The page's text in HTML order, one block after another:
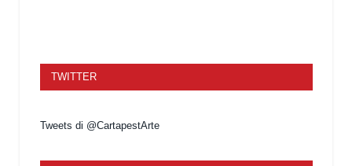
TWITTER
Tweets di @CartapestArte